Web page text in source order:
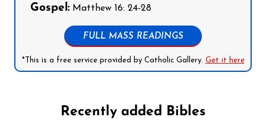
Gospel: Matthew 16: 24-28
FULL MASS READINGS
*This is a free service provided by Catholic Gallery. Get it here
Recently added Bibles